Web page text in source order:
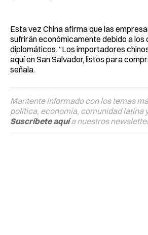
Esta vez China afirma que las
sufrirán económicamente debido a los
diplomáticos. “Los importadores
aquí en San Salvador, listos para
señala.
Mantente informado con los temas
política, economía, comunidad latina
Suscríbete aquía nuestros